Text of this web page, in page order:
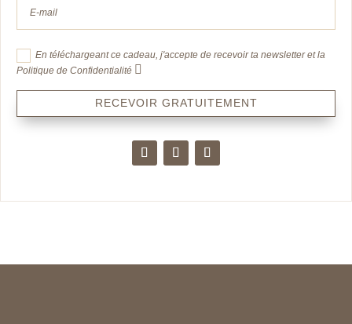
En téléchargeant ce cadeau, j'accepte de recevoir ta newsletter et la
Politique de Confidentialité
RECEVOIR GRATUITEMENT